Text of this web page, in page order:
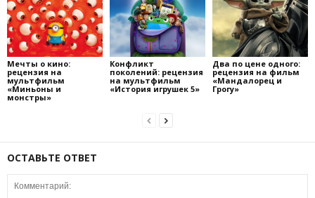
Мечты о кино:
рецензия на
мультфильм
«Миньоны и
монстры»
Конфликт
поколений: рецензия
на мультфильм
«История игрушек 5»
Два по цене одного:
рецензия на фильм
«Мандалорец и
Грогу»
ОСТАВЬТЕ ОТВЕТ